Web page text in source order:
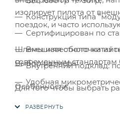
изолирует пилота от
поездок, и часто
Шлемы известного
современным стандартам
Особенности:
Конструкция типа
Сертифицирован по
Внешняя оболочка из
Внутренний подклад:
Удобная
Выбор размера:
Для того чтобы выбрать